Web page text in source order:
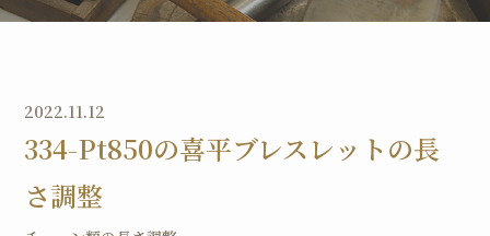
2022.11.12
334-Pt850の喜平ブレスレットの長
さ調整